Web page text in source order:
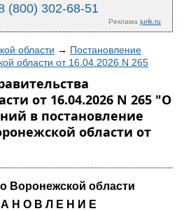
(800) 302-68-51
Реклама jurik.ru
области → Постановление
области от 16.04.2026 N 265
от 16.04.2026 N 265 "О
в постановление
области от
Воронежской области
Н О В Л Е Н И Е